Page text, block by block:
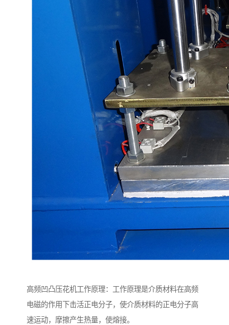
高频凹凸压花机工作原理：工作原理是介质材料在高频
电磁的作用下击活正电分子，使介质材料的正电分子高
速运动，摩擦产生热量，使熔接。